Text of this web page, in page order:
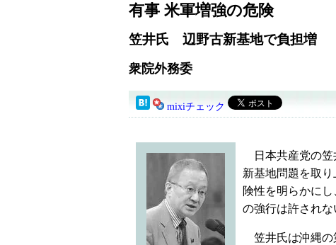
有事 米軍増強の危険
笠井氏 辺野古新基地で負担増
衆院外務委
mixiチェック
日本共産党の笠
新基地問題を取
険性を明らかに
の強行は許されな
笠井氏は沖縄の